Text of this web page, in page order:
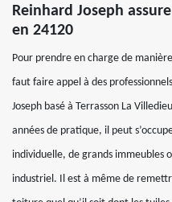
Reinhard Joseph
en 24120
Pour prendre en charge de
faut faire appel à des
Joseph basé à Terrasson La
années de pratique, il peut
individuelle, de grands immeubles
industriel. Il est à même de